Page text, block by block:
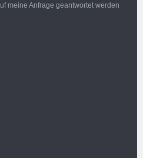
meine Anfrage geantwortet werden